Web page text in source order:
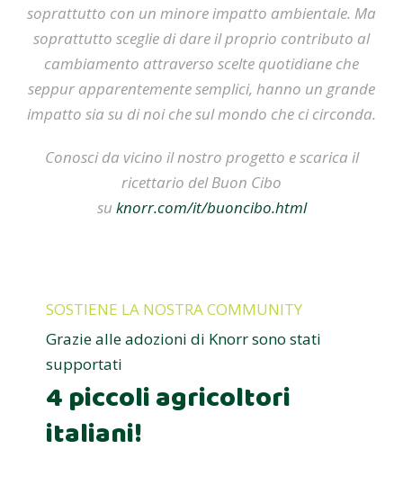
soprattutto con un minore impatto ambientale. Ma
soprattutto sceglie di dare il proprio contributo al
cambiamento attraverso scelte quotidiane che
seppur apparentemente semplici, hanno un grande
impatto sia su di noi che sul mondo che ci circonda.
Conosci da vicino il nostro progetto e scarica il
ricettario del Buon Cibo
su knorr.com/it/buoncibo.html
SOSTIENE LA NOSTRA COMMUNITY
Grazie alle adozioni di Knorr sono stati
supportati
4 piccoli agricoltori
italiani!